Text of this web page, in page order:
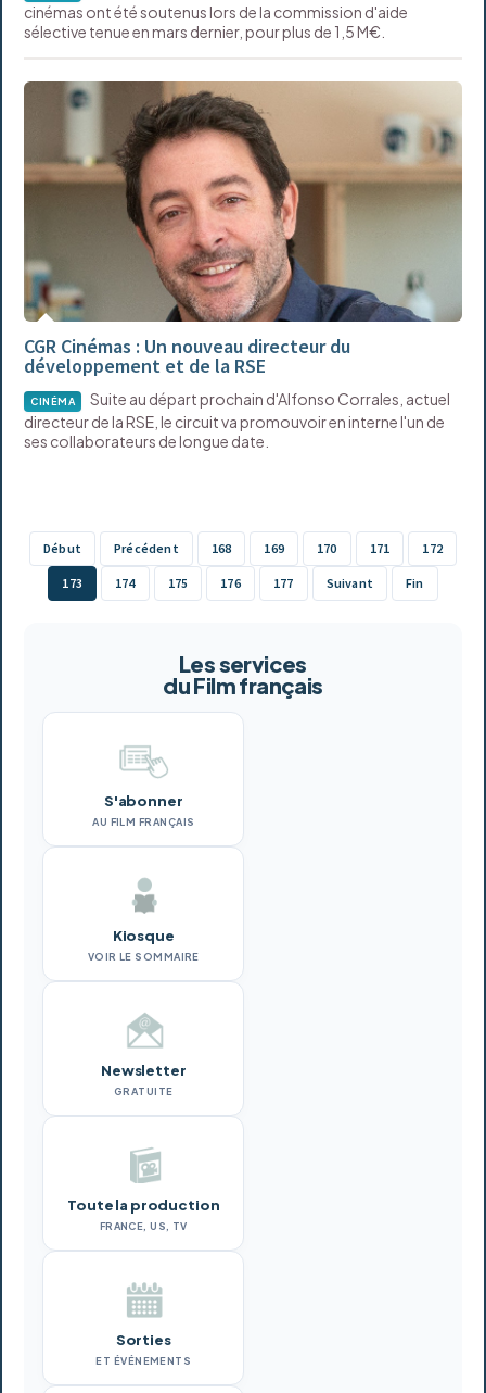
cinémas ont été soutenus lors de la commission d'aide
sélective tenue en mars dernier, pour plus de 1,5 M€.
CGR Cinémas : Un nouveau directeur du
développement et de la RSE
CINÉMA
Suite au départ prochain d'Alfonso Corrales, actuel
directeur de la RSE, le circuit va promouvoir en interne l'un de
ses collaborateurs de longue date.
Début Précédent 168 169 170 171 172
173 174 175 176 177 Suivant Fin
Les services
du Film français
S'abonner
AU FILM FRANÇAIS
Kiosque
VOIR LE SOMMAIRE
Newsletter
GRATUITE
Toute la production
FRANCE, US, TV
Sorties
ET ÉVÉNEMENTS